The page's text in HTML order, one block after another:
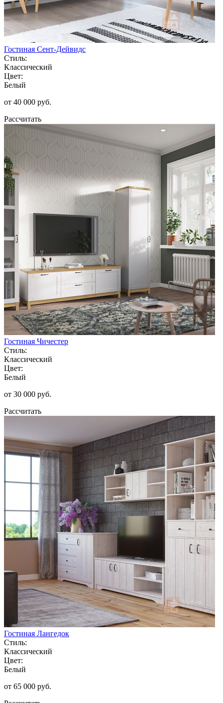
Гостиная Сент-Дейвидс
Стиль:
Классический
Цвет:
Белый
от 40 000 руб.
Рассчитать
Гостиная Чичестер
Стиль:
Классический
Цвет:
Белый
от 30 000 руб.
Рассчитать
Гостиная Лангедок
Стиль:
Классический
Цвет:
Белый
от 65 000 руб.